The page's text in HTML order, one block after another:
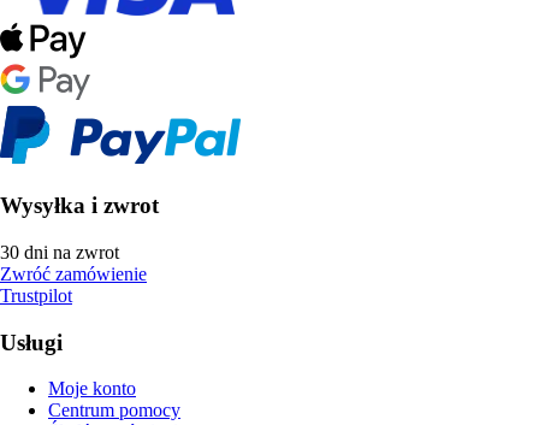
Wysyłka i zwrot
30 dni na zwrot
Zwróć zamówienie
Trustpilot
Usługi
Moje konto
Centrum pomocy